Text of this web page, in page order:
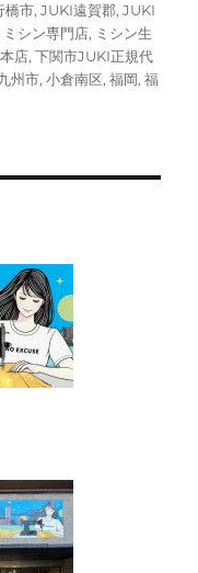
橋市,JUKI遠賀郡,JUKI
ミシン専門店, ミシン生
店,下関市JUKI正規代
州市,小倉南区,福岡,福